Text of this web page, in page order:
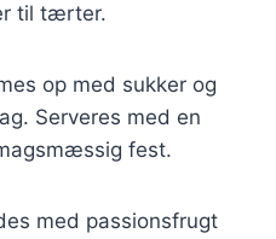
til tærter.
op med sukker og
Serveres med en
fest.
med passionsfrugt